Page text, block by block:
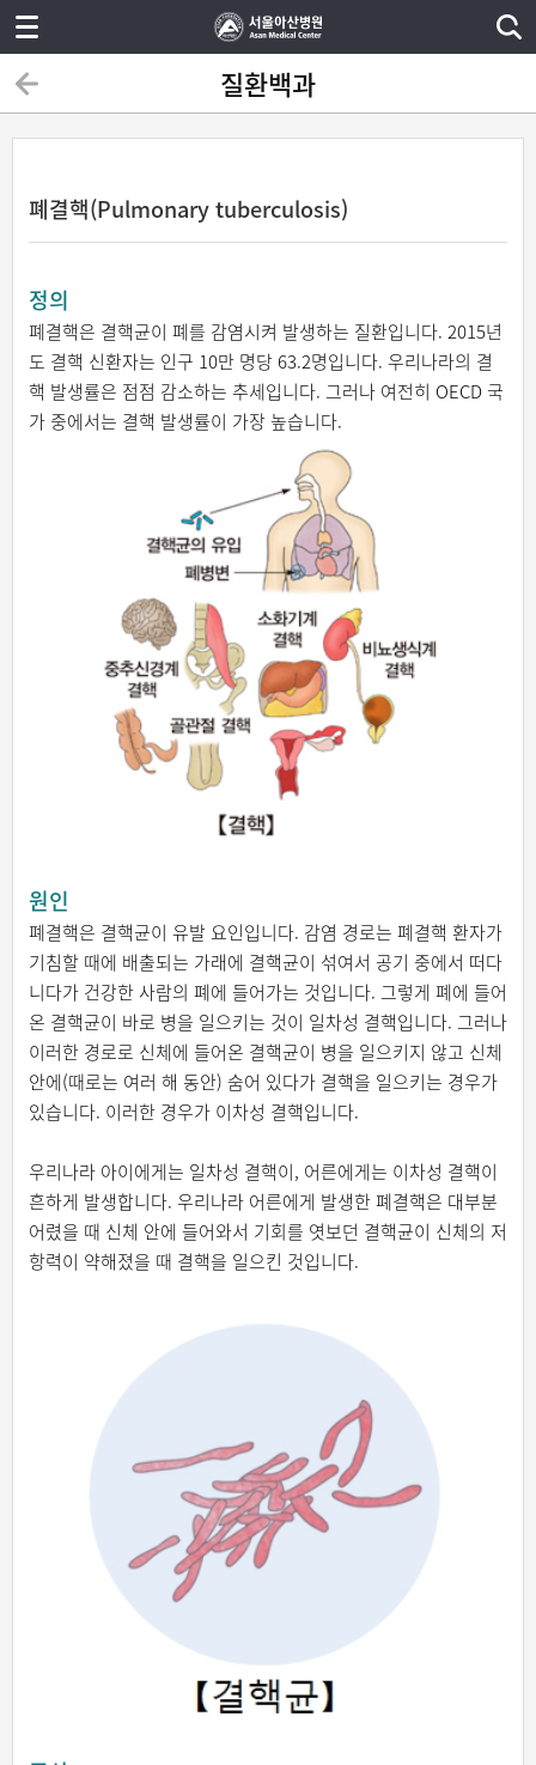
질환백과
폐결핵(Pulmonary tuberculosis)
정의
폐결핵은 결핵균이 폐를 감염시켜 발생하는 질환입니다. 2015년
도 결핵 신환자는 인구 10만 명당 63.2명입니다. 우리나라의 결
핵 발생률은 점점 감소하는 추세입니다. 그러나 여전히 OECD 국
가 중에서는 결핵 발생률이 가장 높습니다.
원인
폐결핵은 결핵균이 유발 요인입니다. 감염 경로는 폐결핵 환자가
기침할 때에 배출되는 가래에 결핵균이 섞여서 공기 중에서 떠다
니다가 건강한 사람의 폐에 들어가는 것입니다. 그렇게 폐에 들어
온 결핵균이 바로 병을 일으키는 것이 일차성 결핵입니다. 그러나
이러한 경로로 신체에 들어온 결핵균이 병을 일으키지 않고 신체
안에(때로는 여러 해 동안) 숨어 있다가 결핵을 일으키는 경우가
있습니다. 이러한 경우가 이차성 결핵입니다.
우리나라 아이에게는 일차성 결핵이, 어른에게는 이차성 결핵이
흔하게 발생합니다. 우리나라 어른에게 발생한 폐결핵은 대부분
어렸을 때 신체 안에 들어와서 기회를 엿보던 결핵균이 신체의 저
항력이 약해졌을 때 결핵을 일으킨 것입니다.